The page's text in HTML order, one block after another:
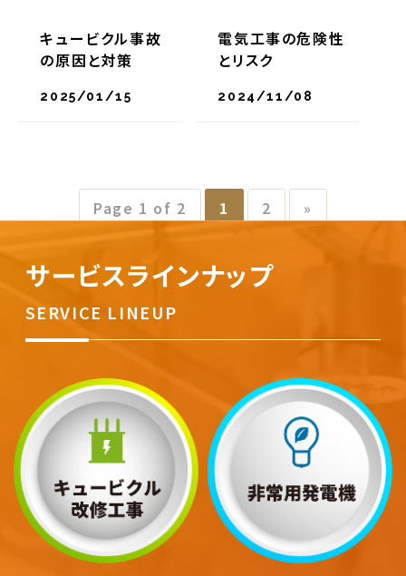
キュービクル事故
の原因と対策
2025/01/15
電気工事の危険性
とリスク
2024/11/08
Page 1 of 2 1 2 »
サービスラインナップ
SERVICE LINEUP